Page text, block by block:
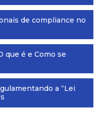
de compliance no
que é e Como se
a “Lei